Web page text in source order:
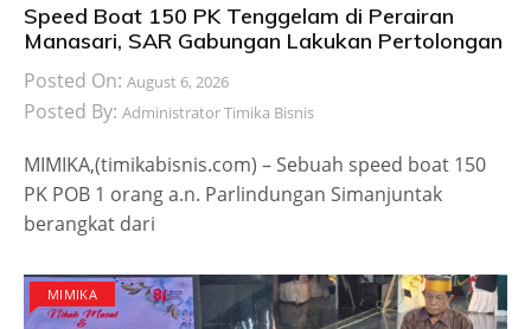
Speed Boat 150 PK Tenggelam di Perairan
Manasari, SAR Gabungan Lakukan Pertolongan
Posted On: August 6, 2026
Posted By: Administrator Timika Bisnis
MIMIKA,(timikabisnis.com) – Sebuah speed boat 150
PK POB 1 orang a.n. Parlindungan Simanjuntak
berangkat dari
MIMIKA